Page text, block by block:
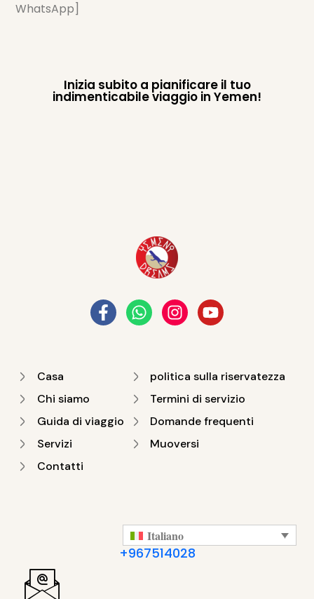
WhatsApp]
Inizia subito a pianificare il tuo
indimenticabile viaggio in Yemen!
Casa
Chi siamo
Guida di viaggio
Servizi
Contatti
politica sulla riservatezza
Termini di servizio
Domande frequenti
Muoversi
Italiano
+967514028